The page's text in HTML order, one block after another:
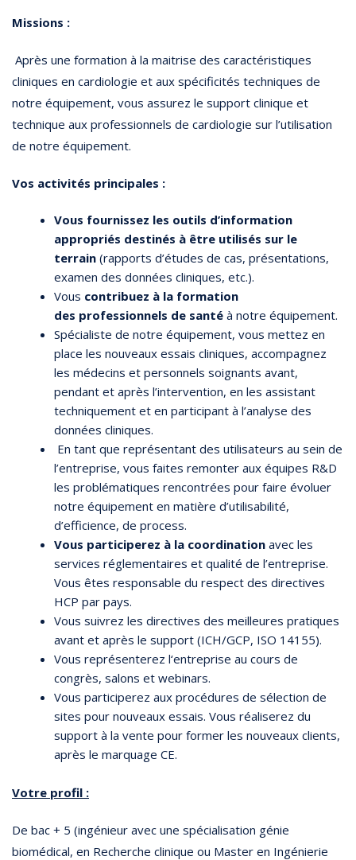
Missions :
Après une formation à la maitrise des caractéristiques
cliniques en cardiologie et aux spécificités techniques de
notre équipement, vous assurez le support clinique et
technique aux professionnels de cardiologie sur l’utilisation
de notre équipement.
Vos activités principales :
Vous fournissez les outils d’information
appropriés destinés à être utilisés sur le
terrain(rapports d’études de cas, présentations,
examen des données cliniques, etc.).
Vous contribuez à la formation
des professionnels de santéà notre équipement.
Spécialiste de notre équipement, vous mettez en
place les nouveaux essais cliniques, accompagnez
les médecins et personnels soignants avant,
pendant et après l’intervention, en les assistant
techniquement et en participant à l’analyse des
données cliniques.
En tant que représentant des utilisateurs au sein de
l’entreprise, vous faites remonter aux équipes R&D
les problématiques rencontrées pour faire évoluer
notre équipement en matière d’utilisabilité,
d’efficience, de process.
Vous participerez à la coordination avec les
services réglementaires et qualité de l’entreprise.
Vous êtes responsable du respect des directives
HCP par pays.
Vous suivrez les directives des meilleures pratiques
avant et après le support (ICH/GCP, ISO 14155).
Vous représenterez l‘entreprise au cours de
congrès, salons et webinars.
Vous participerez aux procédures de sélection de
sites pour nouveaux essais. Vous réaliserez du
support à la vente pour former les nouveaux clients,
après le marquage CE.
Votre profil :
De bac + 5 (ingénieur avec une spécialisation génie
biomédical, en Recherche clinique ou Master en Ingénierie